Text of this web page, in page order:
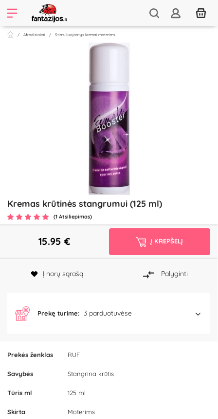
Afrodiziakai Stimuliuojantys kremai moterims
Kremas krūtinės stangrumui (125 ml)
(1 Atsiliepimas)
Prekės ženklas RUF
Savybės Stangrina krūtis
Tūris ml 125 ml
Skirta Moterims
15.95 € Į KREPŠELĮ
Į norų sąrašą Palyginti
Prekę turime: 3 parduotuvėse